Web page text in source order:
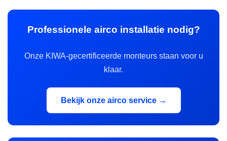
Professionele airco installatie nodig?
Onze KIWA-gecertificeerde monteurs staan voor u
klaar.
Bekijk onze airco service →